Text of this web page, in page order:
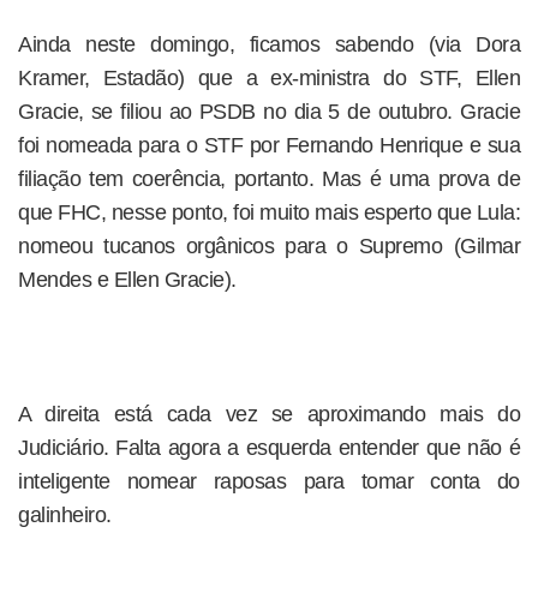
Ainda neste domingo, ficamos sabendo (via Dora
Kramer, Estadão) que a ex-ministra do STF, Ellen
Gracie, se filiou ao PSDB no dia 5 de outubro. Gracie
foi nomeada para o STF por Fernando Henrique e sua
filiação tem coerência, portanto. Mas é uma prova de
que FHC, nesse ponto, foi muito mais esperto que Lula:
nomeou tucanos orgânicos para o Supremo (Gilmar
Mendes e Ellen Gracie).
A direita está cada vez se aproximando mais do
Judiciário. Falta agora a esquerda entender que não é
inteligente nomear raposas para tomar conta do
galinheiro.